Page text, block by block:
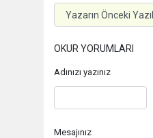
OKUR YORUMLARI
Adınızı yazınız
Mesajınız